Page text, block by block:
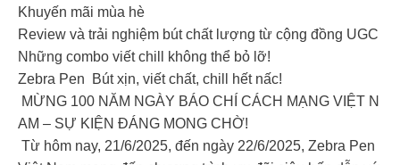
Khuyến mãi mùa hè
Review và trải nghiệm bút chất lượng từ cộng đồng UGC
Những combo viết chill không thể bỏ lỡ!
Zebra Pen Bút xịn, viết chất, chill hết nấc!
MỪNG 100 NĂM NGÀY BÁO CHÍ CÁCH MẠNG VIỆT N
AM – SỰ KIỆN ĐÁNG MONG CHỜ!
Từ hôm nay, 21/6/2025, đến ngày 22/6/2025, Zebra Pen